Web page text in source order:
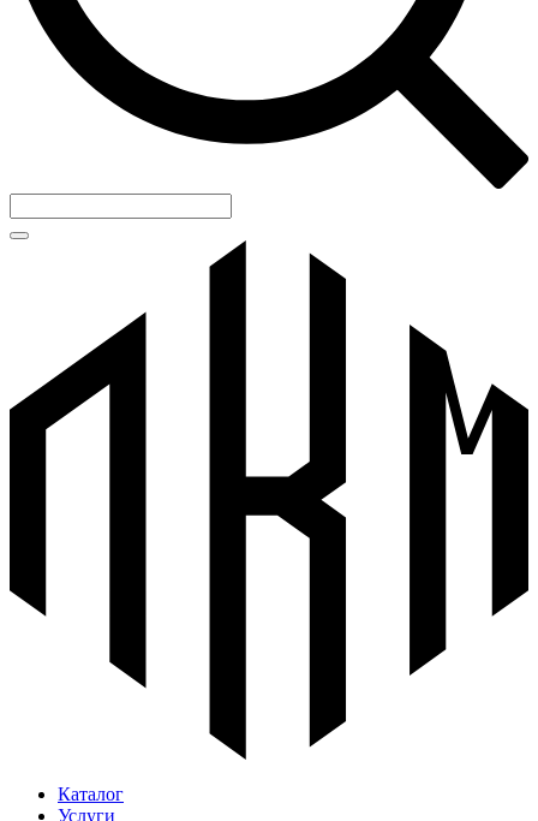
Каталог
Услуги